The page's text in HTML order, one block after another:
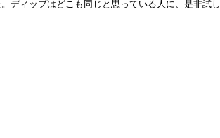
ディップはどこも同じと思っている人に、是非試し